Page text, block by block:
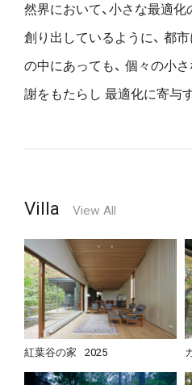
然界において、小さな最適化
創り出しているように、 都市
の中にあっても、 個々の小さ
謝をもたらし 最適化に寄与
Villa View All
紅葉谷の家 2025